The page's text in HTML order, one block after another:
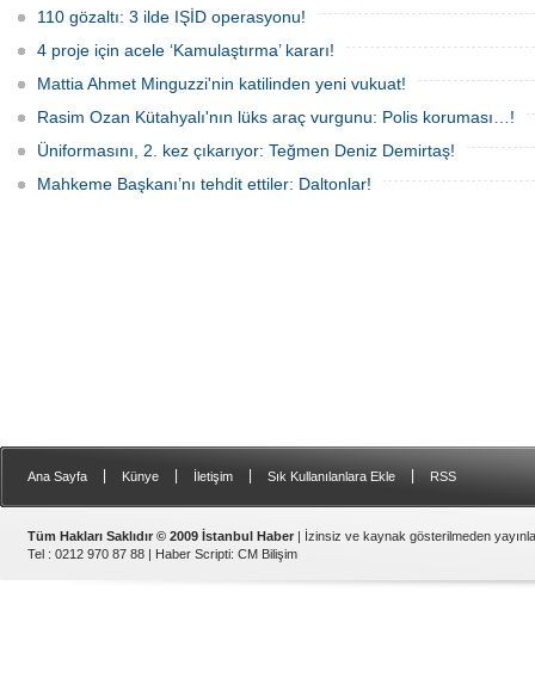
110 gözaltı: 3 ilde IŞİD operasyonu!
4 proje için acele ‘Kamulaştırma’ kararı!
Mattia Ahmet Minguzzi'nin katilinden yeni vukuat!
Rasim Ozan Kütahyalı'nın lüks araç vurgunu: Polis koruması…!
Üniformasını, 2. kez çıkarıyor: Teğmen Deniz Demirtaş!
Mahkeme Başkanı’nı tehdit ettiler: Daltonlar!
Ana Sayfa Künye İletişim Sık Kullanılanlara Ekle RSS
Tüm Hakları Saklıdır © 2009 İstanbul Haber | İzinsiz ve kaynak gösterilmeden
Tel : 0212 970 87 88 | Haber Scripti: CM Bilişim